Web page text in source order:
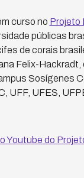
curso no Projeto
públicas
de corais
Felix-Hackradt,
Sosígenes
UFF, UFES,
Youtube do